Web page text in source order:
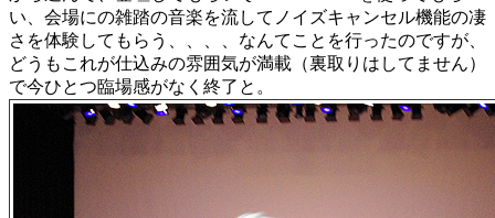
い、会場にの雑踏の音楽を流してノイズキャンセル機能の凄
さを体験してもらう、、、、なんてことを行ったのですが、
どうもこれが仕込みの雰囲気が満載（裏取りはしてません）
で今ひとつ臨場感がなく終了と。